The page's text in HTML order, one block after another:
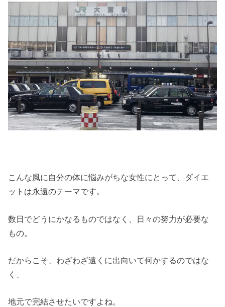
こんな風に自分の体に悩みがちな女性にとって、ダイエ
ットは永遠のテーマです。
数日でどうにかなるものではなく、日々の努力が必要な
もの。
だからこそ、わざわざ遠くに出向いて何かするのではな
く、
地元で完結させたいですよね。